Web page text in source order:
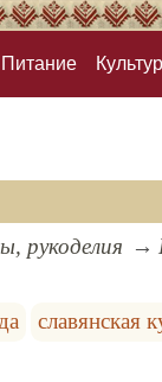
Питание
рукоделия
славянская